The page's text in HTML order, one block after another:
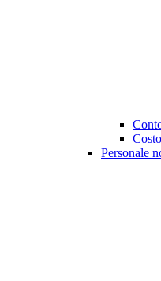
Personale